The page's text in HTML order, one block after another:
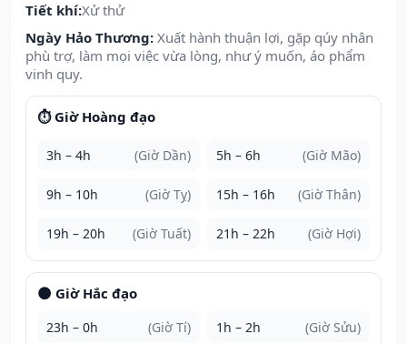
Tiết khí:Xử thử
Ngày Hảo Thương: Xuất hành thuận lợi, gặp qúy nhân
phù trợ, làm mọi việc vừa lòng, như ý muốn, áo phẩm
vinh quy.
⏱️ Giờ Hoàng đạo
3h – 4h (Giờ Dần) 5h – 6h (Giờ Mão)
9h – 10h (Giờ Tỵ) 15h – 16h (Giờ Thân)
19h – 20h (Giờ Tuất) 21h – 22h (Giờ Hợi)
🌑 Giờ Hắc đạo
23h – 0h (Giờ Tí) 1h – 2h (Giờ Sửu)